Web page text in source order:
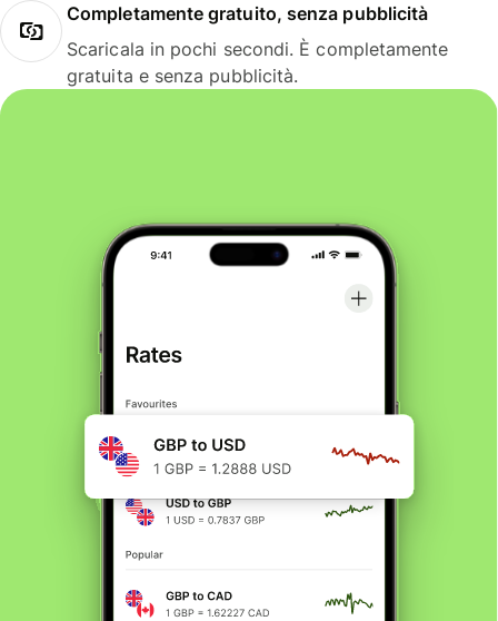
Completamente gratuito, senza pubblicità
Scaricala in pochi secondi. È completamente
gratuita e senza pubblicità.